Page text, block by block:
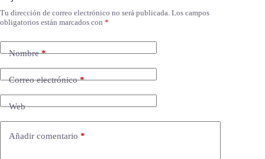
Tu dirección de correo electrónico no será publicada. Los campos
obligatorios están marcados con *
Nombre*
Correo electrónico*
Web
Añadir comentario *